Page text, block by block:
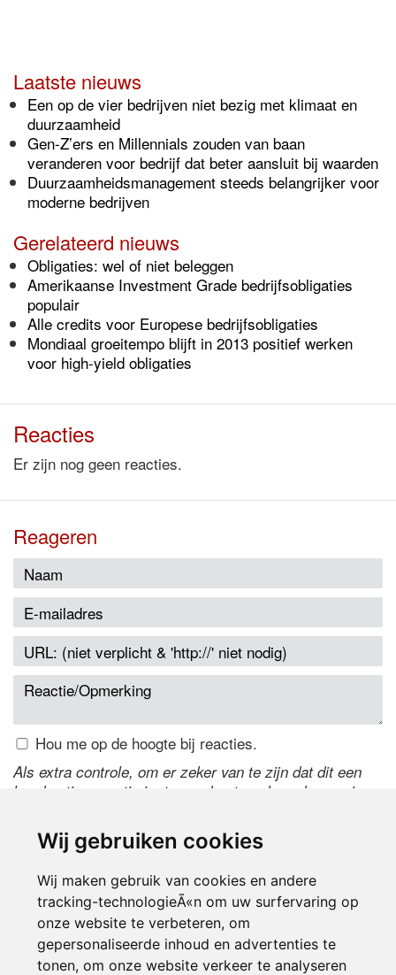
Wij gebruiken cookies
Wij maken gebruik van cookies en andere
tracking-technologieÃ«n om uw surfervaring op
onze website te verbeteren, om
gepersonaliseerde inhoud en advertenties te
tonen, om onze website verkeer te analyseren
Laatste nieuws
Een op de vier bedrijven niet bezig met klimaat en
duurzaamheid
Gen-Z’ers en Millennials zouden van baan
veranderen voor bedrijf dat beter aansluit bij waarden
Duurzaamheidsmanagement steeds belangrijker voor
moderne bedrijven
Gerelateerd nieuws
Obligaties: wel of niet beleggen
Amerikaanse Investment Grade bedrijfsobligaties
populair
Alle credits voor Europese bedrijfsobligaties
Mondiaal groeitempo blijft in 2013 positief werken
voor high-yield obligaties
Reacties
Er zijn nog geen reacties.
Reageren
Hou me op de hoogte bij reacties.
Als extra controle, om er zeker van te zijn dat dit een
handmatige reactie is, typ onderstaande code over in
de code te wijzigen.